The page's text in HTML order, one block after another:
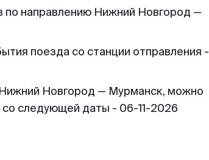
по направлению Нижний Новгород —
поезда со станции отправления -
Новгород — Мурманск, можно
со следующей даты - 06-11-2026